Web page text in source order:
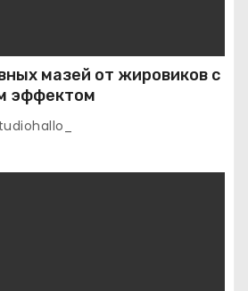
мазей от жировиков с
эффектом